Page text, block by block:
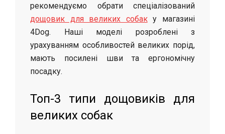
рекомендуємо обрати спеціалізований
дощовик для великих собаку магазині
4Dog. Наші моделі розроблені з
урахуванням особливостей великих порід,
мають посилені шви та ергономічну
посадку.
Топ-3 типи дощовиків для
великих собак